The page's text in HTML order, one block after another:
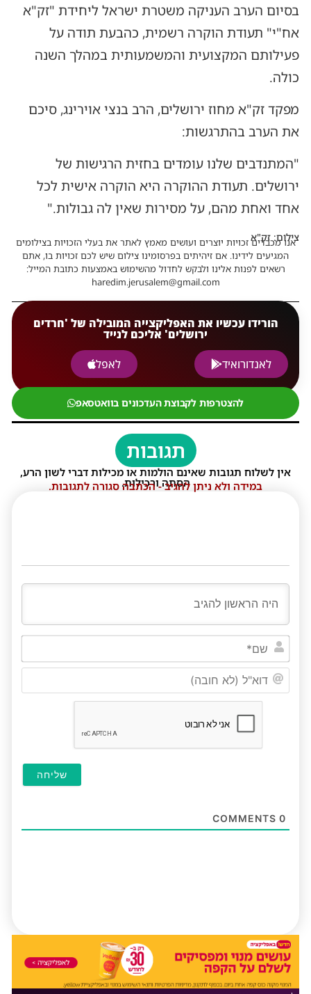
בסיום הערב העניקה משטרת ישראל ליחידת "זק"א
אח"י" תעודת הוקרה רשמית, כהבעת תודה על
פעילותם המקצועית והמשמעותית במהלך השנה
כולה.
מפקד זק"א מחוז ירושלים, הרב בנצי אוירינג, סיכם
את הערב בהתרגשות:
"המתנדבים שלנו עומדים בחזית הרגישות של
ירושלים. תעודת ההוקרה היא הוקרה אישית לכל
אחד ואחת מהם, על מסירות שאין לה גבולות."
צילום: זק"א
אנו מכבדים זכויות יוצרים ועושים מאמץ לאתר את בעלי הזכויות בצילומים
המגיעים לידינו. אם זיהיתים בפרסומינו צילום שיש לכם זכויות בו, אתם
רשאים לפנות אלינו ולבקש לחדול מהשימוש באמצעות כתובת המייל:
haredim.jerusalem@gmail.com
הורידו עכשיו את האפליקצייה המובילה של 'חרדים
ירושלים' אליכם לנייד
לאנדורואיד
לאפל
להצטרפות לקבוצת העדכונים בוואטסאפ
תגובות
אין לשלוח תגובות שאינם הולמות או מכילות דברי לשון הרע,
הסתה ורכילות.
במידה ולא ניתן להגיב - הכתבה סגורה לתגובות.
0